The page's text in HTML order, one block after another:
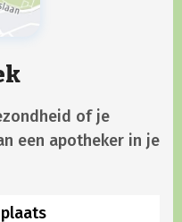
of je
een apotheker in je